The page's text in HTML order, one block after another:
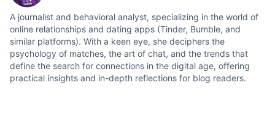
A journalist and behavioral analyst, specializing in the world of
online relationships and dating apps (Tinder, Bumble, and
similar platforms). With a keen eye, she deciphers the
psychology of matches, the art of chat, and the trends that
define the search for connections in the digital age, offering
practical insights and in-depth reflections for blog readers.